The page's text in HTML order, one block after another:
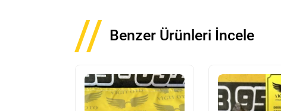
Benzer Ürünleri İncele